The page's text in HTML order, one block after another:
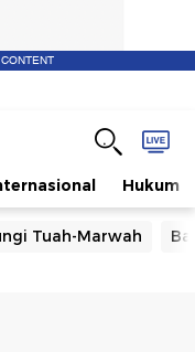
Hukum
Tuah-Marwah